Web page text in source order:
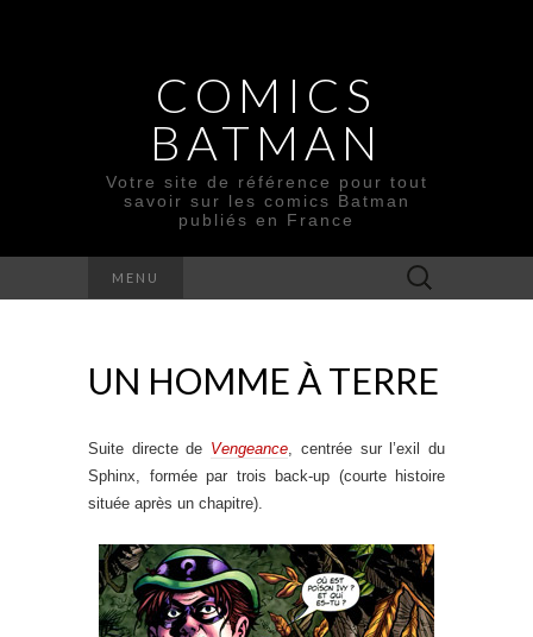
COMICS
BATMAN
Votre site de référence pour tout
savoir sur les comics Batman
publiés en France
MENU Rechercher :
UN HOMME À TERRE
Suite directe de Vengeance, centrée sur l’exil du
Sphinx, formée par trois back-up (courte histoire
située après un chapitre).